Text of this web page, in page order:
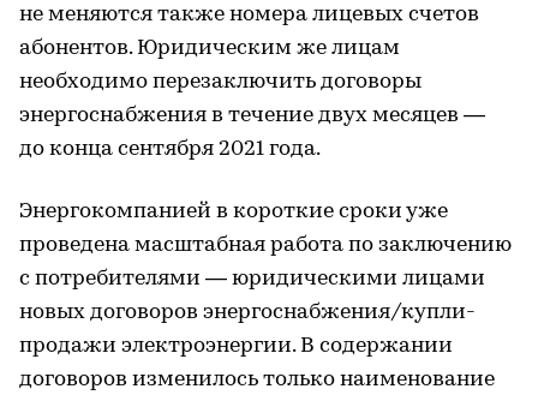
не меняются также номера лицевых счетов
абонентов. Юридическим же лицам
необходимо перезаключить договоры
энергоснабжения в течение двух месяцев —
до конца сентября 2021 года.
Энергокомпанией в короткие сроки уже
проведена масштабная работа по заключению
с потребителями — юридическими лицами
новых договоров энергоснабжения/купли-
продажи электроэнергии. В содержании
договоров изменилось только наименование